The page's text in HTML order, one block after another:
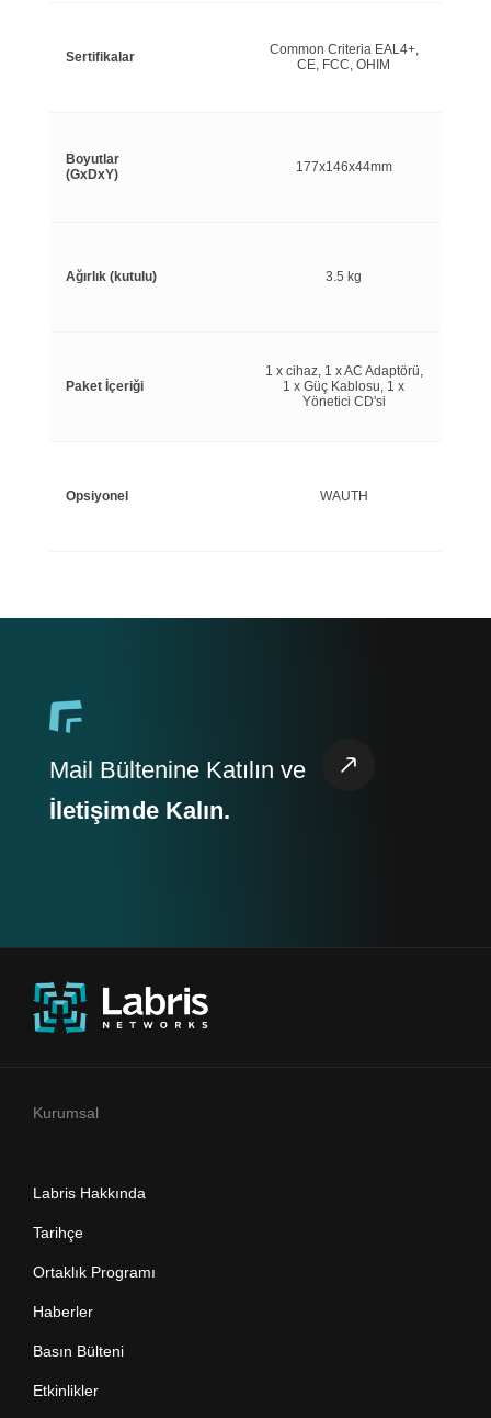
177x146x44mm
WAUTH
Boyutlar
(GxDxY)
Opsiyonel
Ağırlık (kutulu)
Sertifikalar
Paket İçeriği
3.5 kg
Common Criteria EAL4+,
CE, FCC, OHIM
1 x cihaz, 1 x AC Adaptörü,
1 x Güç Kablosu, 1 x
Yönetici CD'si
Mail Bültenine Katılın ve
İletişimde Kalın.
Kurumsal
Labris Hakkında
Tarihçe
Ortaklık Programı
Haberler
Basın Bülteni
Etkinlikler